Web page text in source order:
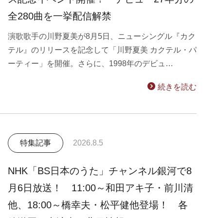
全280曲を一挙配信解禁
演歌歌手の川野夏美が8月5日、ニューシングル『カク
テル』のリリースを記念して「川野夏美 カクテル・パ
ーティー」を開催。さらに、1998年のデビュ…
続きを読む
特集記事 2026.8.5
NHK「BS日本のうた」チャンネル銀河で8
月6日放送！ 11:00～和田アキ子・前川清
他、18:00～橋幸夫・松平健他登場！ 各